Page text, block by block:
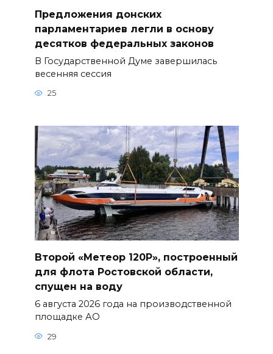
Предложения донских
парламентариев легли в основу
десятков федеральных законов
В Государственной Думе завершилась
весенняя сессия
25
Второй «Метеор 120Р», построенный
для флота Ростовской области,
спущен на воду
6 августа 2026 года на производственной
площадке АО
29